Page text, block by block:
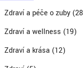
Zdraví a péče o zuby
Zdraví a wellness (19)
Zdraví a krása (12)